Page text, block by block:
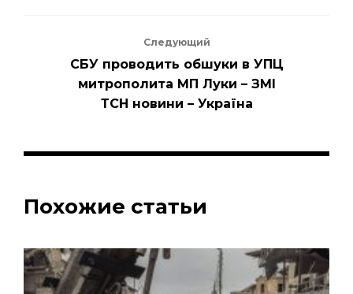
Следующий
СБУ проводить обшуки в УПЦ
митрополита МП Луки – ЗМІ
ТСН новини – Україна
Похожие статьи